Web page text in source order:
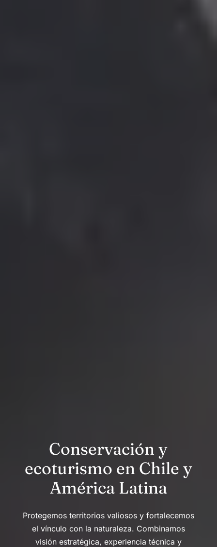
Conservación y
ecoturismo en Chile y
América Latina
Protegemos territorios valiosos y fortalecemos
el vínculo con la naturaleza. Combinamos
visión estratégica, experiencia técnica y